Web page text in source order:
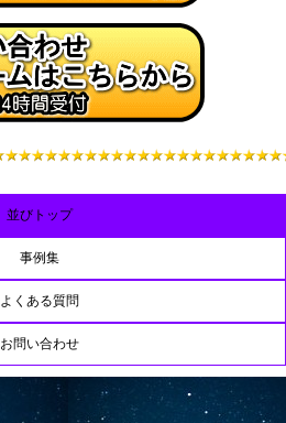
並びトップ
事例集
よくある質問
お問い合わせ